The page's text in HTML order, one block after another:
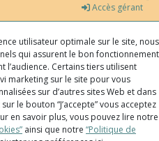
Accès gérant
utilisateur optimale sur le site, nous
qui assurent le bon fonctionnement
l’audience. Certains tiers utilisent
marketing sur le site pour vous
sur d’autres sites Web et dans
le bouton “J’accepte” vous acceptez
en savoir plus, vous pouvez lire notre
ainsi que notre “Politique de